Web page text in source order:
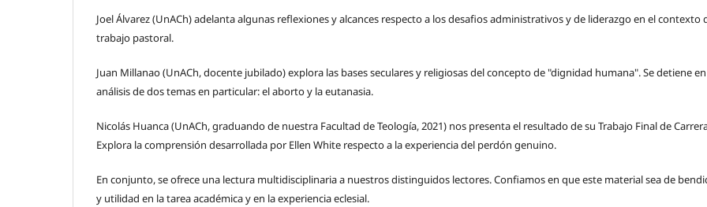
Joel Álvarez (UnACh) adelanta algunas reflexiones y alcances respecto a los desafios administrativos y de liderazgo en el contexto
trabajo pastoral.
Juan Millanao (UnACh, docente jubilado) explora las bases seculares y religiosas del concepto de "dignidad humana". Se detiene
análisis de dos temas en particular: el aborto y la eutanasia.
Nicolás Huanca (UnACh, graduando de nuestra Facultad de Teología, 2021) nos presenta el resultado de su Trabajo Final de
Explora la comprensión desarrollada por Ellen White respecto a la experiencia del perdón genuino.
En conjunto, se ofrece una lectura multidisciplinaria a nuestros distinguidos lectores. Confiamos en que este material sea de
y utilidad en la tarea académica y en la experiencia eclesial.